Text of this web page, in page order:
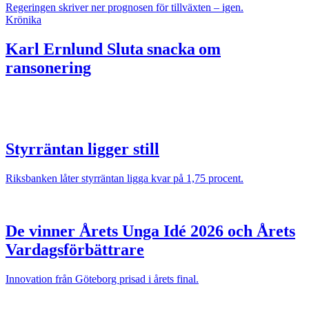
Regeringen skriver ner prognosen för tillväxten – igen.
Krönika
Karl Ernlund Sluta snacka om
ransonering
Styrräntan ligger still
Riksbanken låter styrräntan ligga kvar på 1,75 procent.
De vinner Årets Unga Idé 2026 och Årets
Vardagsförbättrare
Innovation från Göteborg prisad i årets final.